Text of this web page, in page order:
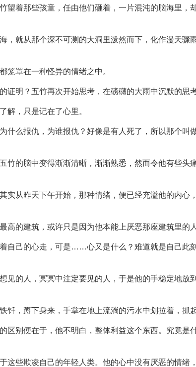
着那些孩童，任由他们砸着，一片混沌的脑海里，
就从那个深不可测的大洞里泼然而下，化作漫天骤
笼罩在一种怪异的情绪之中。
明？五竹再次开始思考，在磅礴的大雨中沉默的思考
解，只是记在了心里。
么报仇，为谁报仇？好像是有人死了，所以那个叫
的脑中变得渐渐清晰，渐渐熟悉，然而令他有些头
从昨天下午开始，那种情绪，便已经充溢他的内心
高的建筑，或许只是因为他本能上厌恶那座建筑里的
自己的心走，可是……心又是什么？难道就是自己此
的人，冥冥中注定要见的人，于是他的手稳定地放
，蹲下身来，手掌在地上流淌的污水中划拉着，抓
别便在于，他不明白，整体利益这个东西。究竟是
些欺凌自己的年轻人类。他的心中没有厌恶的情绪